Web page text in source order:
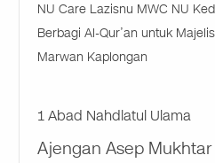
NU Care Lazisnu MWC NU
Berbagi Al-Qur’an untuk
Marwan Kaplongan
1 Abad Nahdlatul Ulama
Ajengan Asep Mukhtar